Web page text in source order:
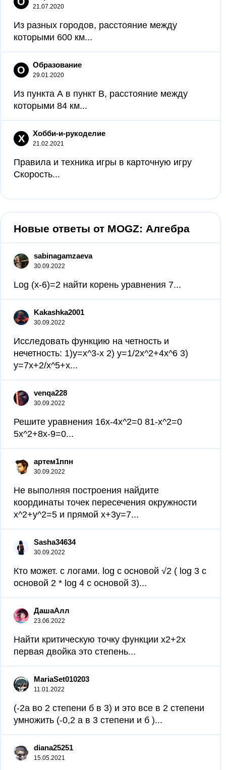
21.07.2020
Из разных городов, расстояние между
которыми 600 км...
О Образование
29.01.2020
Из пункта А в пункт B, расстояние между
которыми 84 км...
Х Хобби-и-рукоделие
21.02.2021
Правила и техника игры в карточную игру
Скорость...
Новые ответы от MOGZ: Алгебра
sabinagamzaeva
30.09.2022
Log (x-6)=2 найти корень уравнения 7...
Kakashka2001
30.09.2022
Исследовать функцию на четность и
нечетность: 1)y=x^3-x 2) y=1/2x^2+4x^6 3)
y=7x+2/x^5+x...
venqa228
30.09.2022
Решите уравнения 16х-4х^2=0 81-х^2=0
5х^2+8х-9=0...
артем1ппн
30.09.2022
Не выполняя построения найдите
координаты точек пересечения окружности
x^2+y^2=5 и прямой х+3у=7...
Sasha34634
30.09.2022
Кто может. с логами. log с основой √2 ( log 3 с
основой 2 * log 4 с основой 3)...
ДашаАлл
23.06.2022
Найти критическую точку функции x2+2x
первая двойка это степень...
MariaSet010203
11.01.2022
(-2a во 2 степени б в 3) и это все в 2 степени
умножить (-0,2 а в 3 степени и б )...
diana25251
15.05.2021